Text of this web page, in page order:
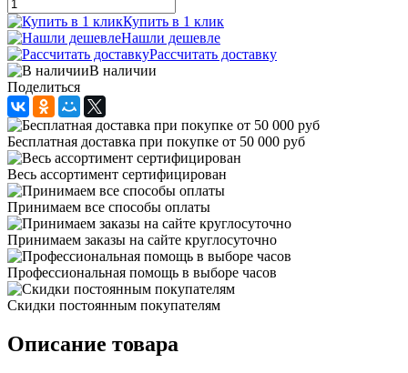
Купить в 1 клик
Нашли дешевле
Рассчитать доставку
В наличии
Поделиться
Бесплатная доставка при покупке от 50 000 руб
Весь ассортимент сертифицирован
Принимаем все способы оплаты
Принимаем заказы на сайте круглосуточно
Профессиональная помощь в выборе часов
Скидки постоянным покупателям
Описание товара